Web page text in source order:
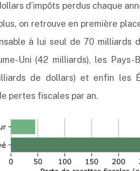
d’impôts perdus chaque
on retrouve en première
à lui seul de 70 milliards
Uni (42 milliards), les
de dollars) et enfin les
pertes fiscales par an.